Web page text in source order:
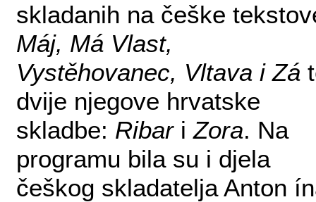
skladanih na češke
Máj, Má Vlast,
Vystěhovanec, Vltava i Zá
dvije njegove hrvatske
skladbe: RibariZora. Na
programu bila su i djela
češkog skladatelja Anton